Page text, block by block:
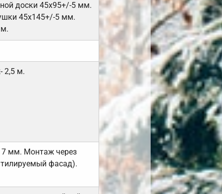
доски 45х95+/-5 мм.
45х145+/-5 мм.
2,5 м.
мм. Монтаж через
фасад).